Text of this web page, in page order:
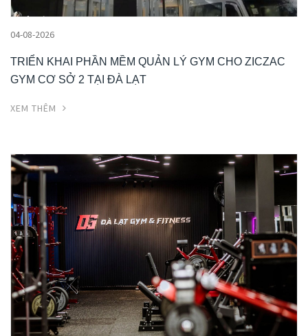
04-08-2026
TRIỂN KHAI PHẦN MỀM QUẢN LÝ GYM CHO ZICZAC
GYM CƠ SỞ 2 TẠI ĐÀ LẠT
XEM THÊM